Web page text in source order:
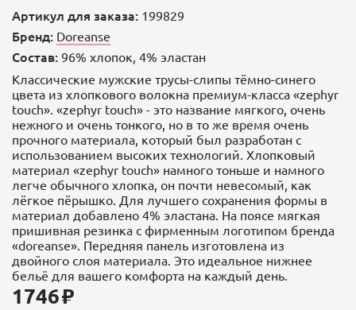
Артикул для заказа: 199829
Бренд: Doreanse
Состав: 96% хлопок, 4% эластан
Классические мужские трусы-слипы тёмно-синего
цвета из хлопкового волокна премиум-класса «zephyr
touch». «zephyr touch» - это название мягкого, очень
нежного и очень тонкого, но в то же время очень
прочного материала, который был разработан с
использованием высоких технологий. Хлопковый
материал «zephyr touch» намного тоньше и намного
легче обычного хлопка, он почти невесомый, как
лёгкое пёрышко. Для лучшего сохранения формы в
материал добавлено 4% эластана. На поясе мягкая
пришивная резинка с фирменным логотипом бренда
«doreanse». Передняя панель изготовлена из
двойного слоя материала. Это идеальное нижнее
бельё для вашего комфорта на каждый день.
1746